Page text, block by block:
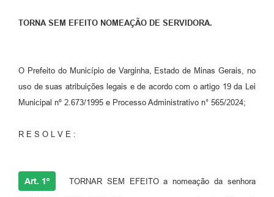
TORNA SEM EFEITO NOMEAÇÃO DE SERVIDORA.
O Prefeito do Município de Varginha, Estado de Minas Gerais, no
uso de suas atribuições legais e de acordo com o artigo 19 da Lei
Municipal nº 2.673/1995 e Processo Administrativo n° 565/2024;
R E S O L V E :
Art. 1º TORNAR SEM EFEITO a nomeação da senhora